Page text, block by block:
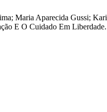
Maria Aparecida Gussi;
E O Cuidado Em